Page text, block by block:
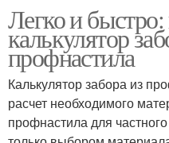
Легко и быстро:
калькулятор
профнастила
Калькулятор забора из
расчет необходимого
профнастила для